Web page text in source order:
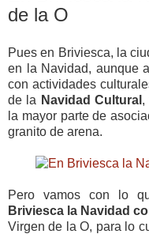
de la O
Pues en Briviesca, la
en la Navidad, aunque
con actividades
de la Navidad Cultural ,
la mayor parte de
granito de arena.
Pero vamos con lo
Briviesca la Navidad
Virgen de la O, para lo